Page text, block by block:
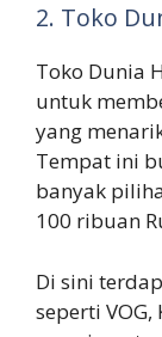
2. Toko
Toko Dunia
untuk
yang
Tempat ini
banyak
100 ribuan
Di sini
seperti VOG,